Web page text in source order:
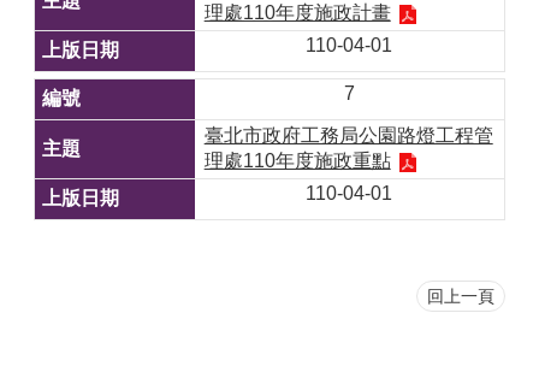
理處110年度施政計畫
110-04-01
7
臺北市政府工務局公園路燈工程管
理處110年度施政重點
110-04-01
回上一頁